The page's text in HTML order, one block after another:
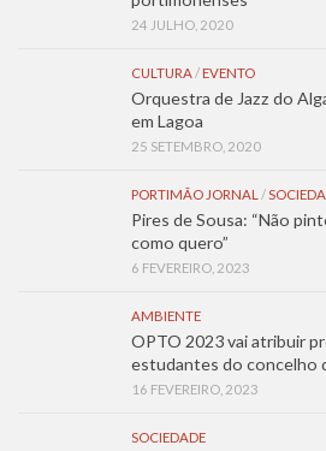
24 JULHO, 2020
CULTURA/ EVENTO
Orquestra de Jazz do
em Lagoa
25 SETEMBRO, 2020
PORTIMÃO JORNAL /
Pires de Sousa: “Não
como quero”
6 FEVEREIRO, 2023
AMBIENTE
OPTO 2023 vai atribuir
estudantes do concelho
16 FEVEREIRO, 2023
SOCIEDADE